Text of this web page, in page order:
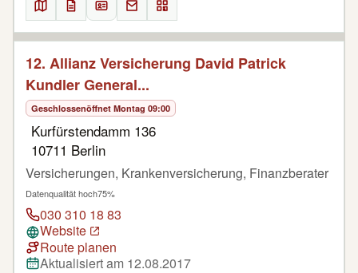
12. Allianz Versicherung David Patrick
Kundler General...
Geschlossenöffnet Montag 09:00
Kurfürstendamm 136
10711 Berlin
Versicherungen, Krankenversicherung, Finanzberater
Datenqualität hoch75%
030 310 18 83
Website
Route planen
Aktualisiert am 12.08.2017